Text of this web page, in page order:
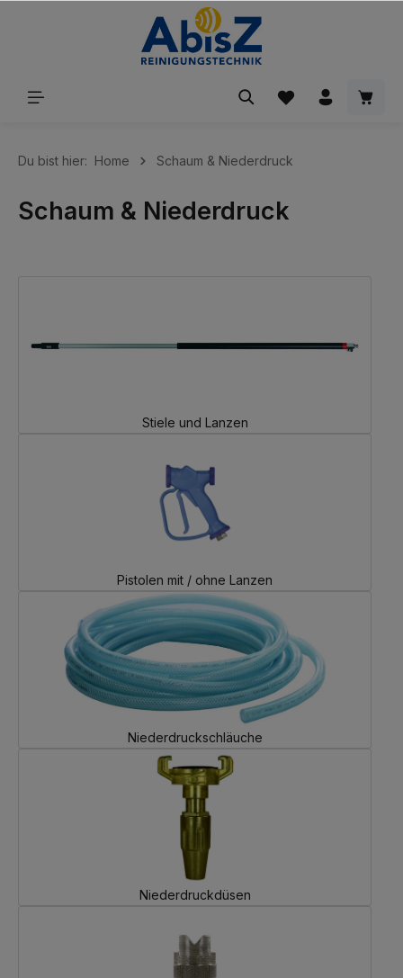
Du bist hier: Home Schaum & Niederdruck
Schaum & Niederdruck
Stiele und Lanzen
Pistolen mit / ohne Lanzen
Niederdruckschläuche
Niederdruckdüsen